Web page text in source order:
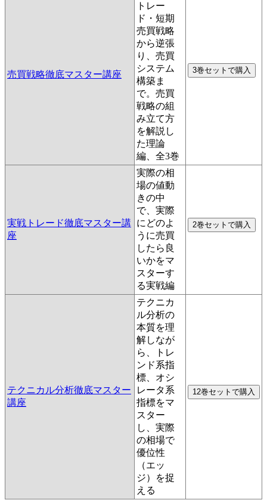
売買戦略徹底マスター講座
トレー
ド・短期
売買戦略
から逆張
り、売買
システム
構築ま
で。売買
戦略の組
み立て方
を解説し
た理論
編、全3巻
実戦トレード徹底マスター講
座
実際の相
場の値動
きの中
で、実際
にどのよ
うに売買
したら良
いかをマ
スターす
る実戦編
テクニカル分析徹底マスター
講座
テクニカ
ル分析の
本質を理
解しなが
ら、トレ
ンド系指
標、オシ
レータ系
指標をマ
スター
し、実際
の相場で
優位性
（エッ
ジ）を捉
える